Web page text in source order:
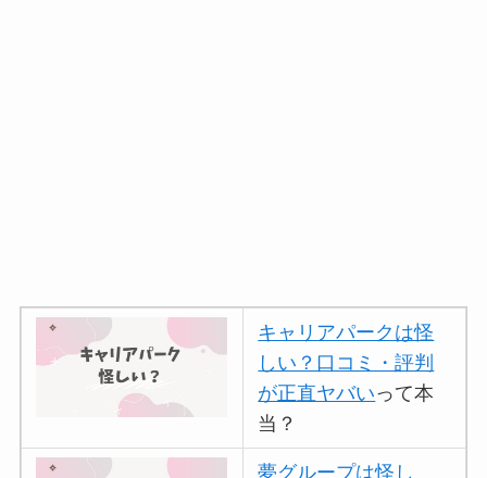
キャリアパークは怪
しい？口コミ・評判
が正直ヤバいって本
当？
夢グループは怪し